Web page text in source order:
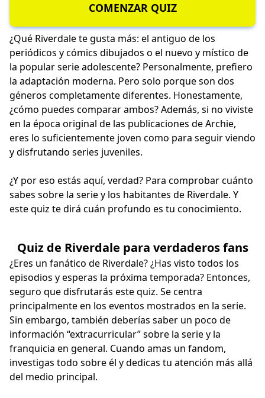
COMENZAR QUIZ
¿Qué Riverdale te gusta más: el antiguo de los
periódicos y cómics dibujados o el nuevo y místico de
la popular serie adolescente? Personalmente, prefiero
la adaptación moderna. Pero solo porque son dos
géneros completamente diferentes. Honestamente,
¿cómo puedes comparar ambos? Además, si no viviste
en la época original de las publicaciones de Archie,
eres lo suficientemente joven como para seguir viendo
y disfrutando series juveniles.
¿Y por eso estás aquí, verdad? Para comprobar cuánto
sabes sobre la serie y los habitantes de Riverdale. Y
este quiz te dirá cuán profundo es tu conocimiento.
Quiz de Riverdale para verdaderos fans
¿Eres un fanático de Riverdale? ¿Has visto todos los
episodios y esperas la próxima temporada? Entonces,
seguro que disfrutarás este quiz. Se centra
principalmente en los eventos mostrados en la serie.
Sin embargo, también deberías saber un poco de
información “extracurricular” sobre la serie y la
franquicia en general. Cuando amas un fandom,
investigas todo sobre él y dedicas tu atención más allá
del medio principal.